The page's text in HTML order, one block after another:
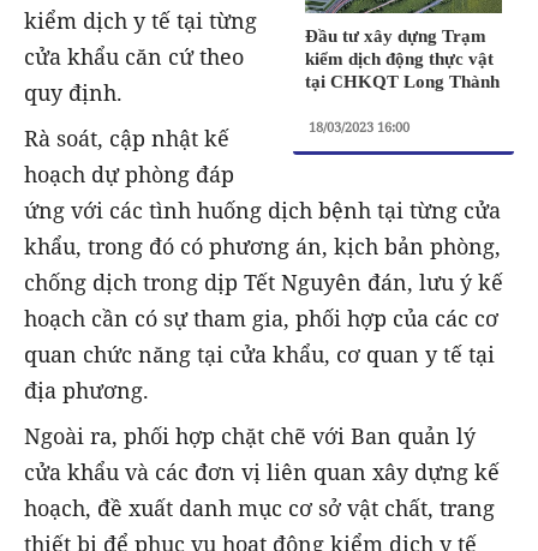
Đầu tư xây dựng Trạm
kiểm dịch động thực vật
tại CHKQT Long Thành
18/03/2023 16:00
kiểm dịch y tế tại từng
cửa khẩu căn cứ theo
quy định.
Rà soát, cập nhật kế
hoạch dự phòng đáp
ứng với các tình huống dịch bệnh tại từng cửa
khẩu, trong đó có phương án, kịch bản phòng,
chống dịch trong dịp Tết Nguyên đán, lưu ý kế
hoạch cần có sự tham gia, phối hợp của các cơ
quan chức năng tại cửa khẩu, cơ quan y tế tại
địa phương.
Ngoài ra, phối hợp chặt chẽ với Ban quản lý
cửa khẩu và các đơn vị liên quan xây dựng kế
hoạch, đề xuất danh mục cơ sở vật chất, trang
thiết bị để phục vụ hoạt động kiểm dịch y tế